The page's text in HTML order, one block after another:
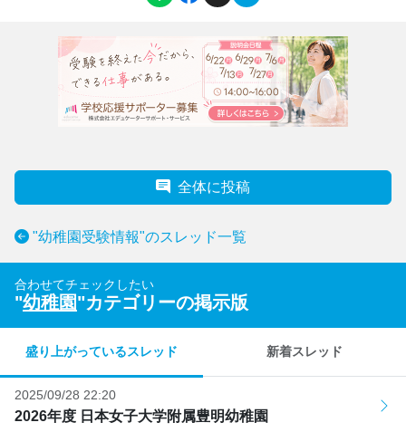
全体に投稿
"幼稚園受験情報"のスレッド一覧
合わせてチェックしたい
"幼稚園"カテゴリーの掲示版
盛り上がっているスレッド 新着スレッド
2025/09/28 22:20
2026年度 日本女子大学附属豊明幼稚園